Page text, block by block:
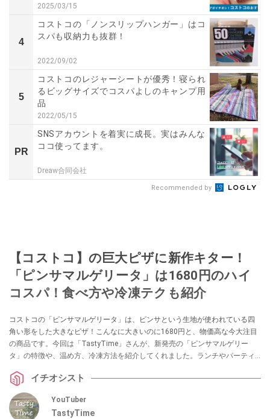
2025/03/15
4
コストコの「ノンスリップハンガー」はコ
スパも収納力も抜群！
2022/09/02
5
コストコのレジャーシートが優秀！寝られ
るビッグサイズでコスパよしのキャンプ用
品
2022/05/15
PR
SNSアカウントを着実に成長。実はみんな
ココ使ってます。
Dreaw合同会社
Recommended by
【コストコ】の巨大ピザに新作キター！
「ピンサマルゲリータ」は1680円のハイ
コスパ！食べ方や冷凍テクも紹介
コストコの「ピンサマルゲリータ」は、ピンサという生地が使われている四
角い形をした大きなピザ！こんなに大きいのに1680円と、物価高な今大注目
の商品です。今回は「TastyTime」さんが、新発売の「ピンサマルゲリー
タ」の特徴や、温め方、冷凍方法を紹介してくれました。ランチやパーティ
さいね。イチオシスト
YouTuber
TastyTime